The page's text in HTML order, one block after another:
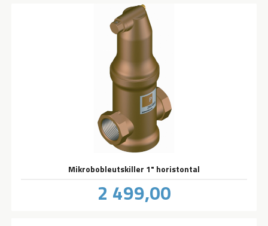
Mikrobobleutskiller 1" horistontal
Pris
2 499,00mva.